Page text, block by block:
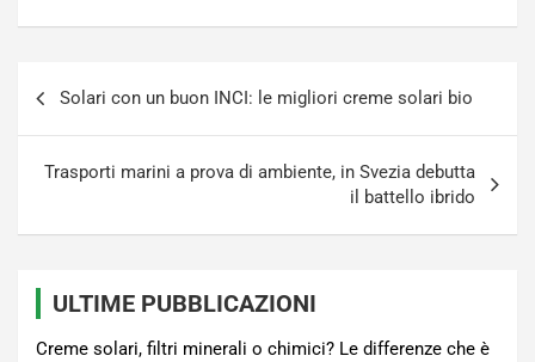
Solari con un buon INCI: le migliori creme solari bio
Trasporti marini a prova di ambiente, in Svezia debutta
il battello ibrido
ULTIME PUBBLICAZIONI
Creme solari, filtri minerali o chimici? Le differenze che è